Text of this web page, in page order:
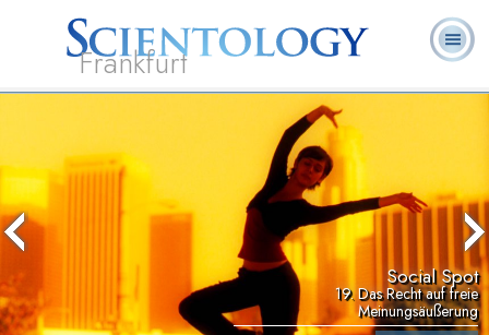
Frankfurt
Social Spot
19. Das Recht auf freie
Meinungsäußerung